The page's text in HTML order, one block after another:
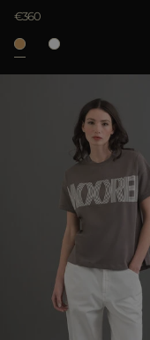
€360